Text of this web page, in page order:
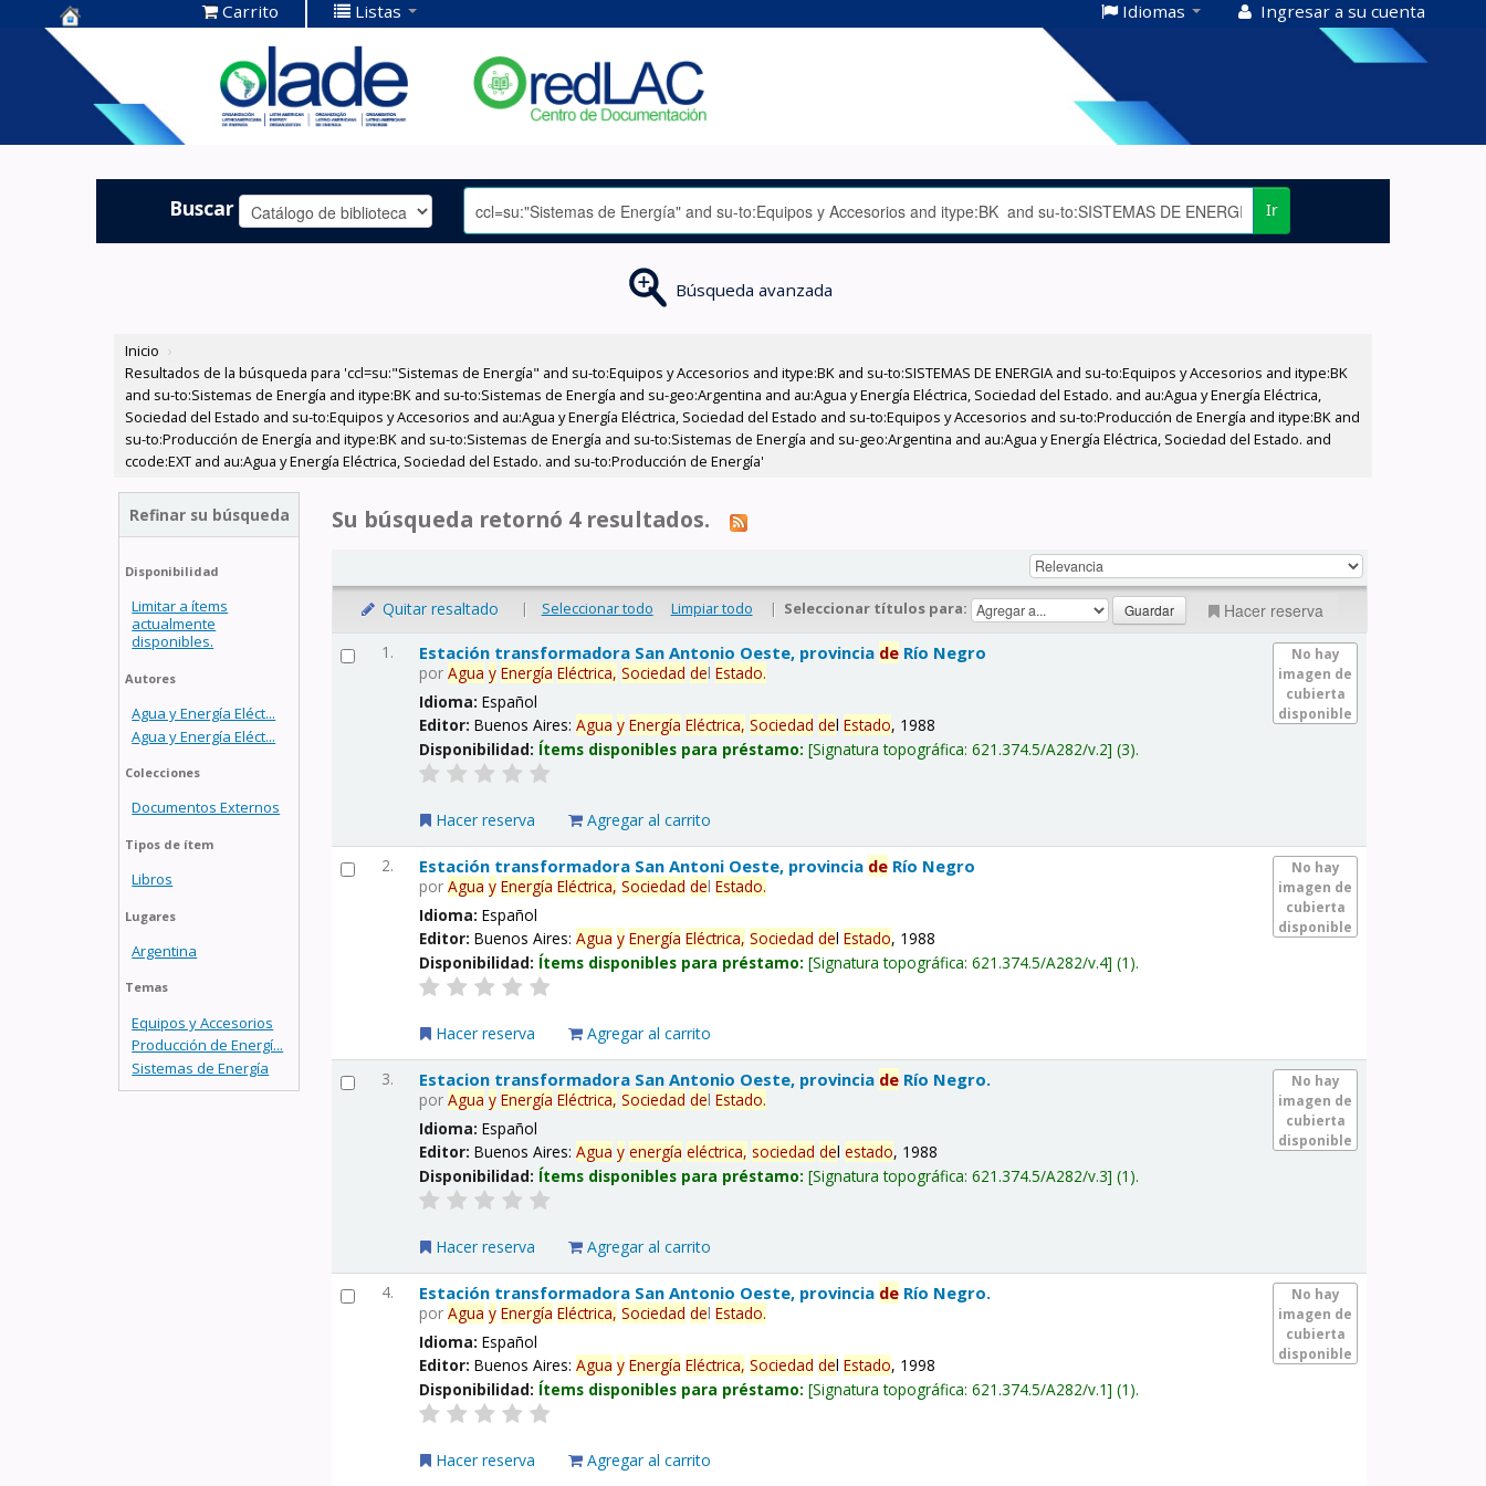
Centro de
Documentación
OLADE -
Carrito Listas Idiomas Ingresar a su cuenta
Buscar Ir
Búsqueda avanzada
Inicio ›
Resultados de la búsqueda para 'ccl=su:"Sistemas de Energía" and su-to:Equipos y Accesorios and itype:BK and su-to:SISTEMAS DE ENERGIA and su-to:Equipos y Accesorios and itype:BK
and su-to:Sistemas de Energía and itype:BK and su-to:Sistemas de Energía and su-geo:Argentina and au:Agua y Energía Eléctrica, Sociedad del Estado. and au:Agua y Energía Eléctrica,
Sociedad del Estado and su-to:Equipos y Accesorios and au:Agua y Energía Eléctrica, Sociedad del Estado and su-to:Equipos y Accesorios and su-to:Producción de Energía and itype:BK and
su-to:Producción de Energía and itype:BK and su-to:Sistemas de Energía and su-to:Sistemas de Energía and su-geo:Argentina and au:Agua y Energía Eléctrica, Sociedad del Estado. and
ccode:EXT and au:Agua y Energía Eléctrica, Sociedad del Estado. and su-to:Producción de Energía'
Refinar su búsqueda
Disponibilidad
Limitar a ítems
actualmente
disponibles.
Autores
Agua y Energía Eléct...
Agua y Energía Eléct...
Colecciones
Documentos Externos
Tipos de ítem
Libros
Lugares
Argentina
Temas
Equipos y Accesorios
Producción de Energí...
Sistemas de Energía
Su búsqueda retornó 4 resultados.
Quitar resaltado | Seleccionar todo Limpiar todo | Seleccionar títulos para: Hacer reserva
1.
No hay
imagen de
cubierta
disponible
Estación transformadora San Antonio Oeste, provincia de Río Negro
porAgua y Energía Eléctrica, Sociedad delEstado.
Idioma:Español
Editor:Buenos Aires:Agua y Energía Eléctrica, Sociedad delEstado, 1988
Disponibilidad: Ítems disponibles para préstamo: Signatura topográfica:621.374.5/A282/v.2 (3).
Hacer reserva Agregar al carrito
2.
No hay
imagen de
cubierta
disponible
Estación transformadora San Antoni Oeste, provincia de Río Negro
porAgua y Energía Eléctrica, Sociedad delEstado.
Idioma:Español
Editor:Buenos Aires:Agua y Energía Eléctrica, Sociedad delEstado, 1988
Disponibilidad: Ítems disponibles para préstamo: Signatura topográfica:621.374.5/A282/v.4 (1).
Hacer reserva Agregar al carrito
3.
No hay
imagen de
cubierta
disponible
Estacion transformadora San Antonio Oeste, provincia de Río Negro.
porAgua y Energía Eléctrica, Sociedad delEstado.
Idioma:Español
Editor:Buenos Aires:Agua y energía eléctrica, sociedad delestado, 1988
Disponibilidad: Ítems disponibles para préstamo: Signatura topográfica:621.374.5/A282/v.3 (1).
Hacer reserva Agregar al carrito
4.
No hay
imagen de
cubierta
disponible
Estación transformadora San Antonio Oeste, provincia de Río Negro.
porAgua y Energía Eléctrica, Sociedad delEstado.
Idioma:Español
Editor:Buenos Aires:Agua y Energía Eléctrica, Sociedad delEstado, 1998
Disponibilidad: Ítems disponibles para préstamo: Signatura topográfica:621.374.5/A282/v.1 (1).
Hacer reserva Agregar al carrito